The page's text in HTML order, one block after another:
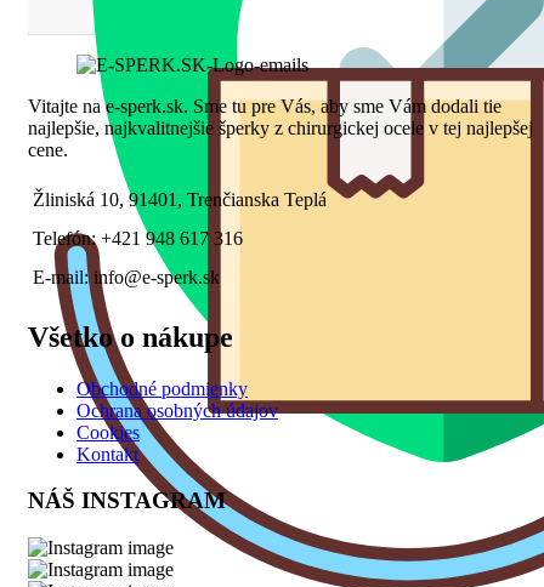
Vitajte na e-sperk.sk. Sme tu pre Vás, aby sme Vám dodali tie
najlepšie, najkvalitnejšie šperky z chirurgickej ocele v tej najlepšej
cene.
Žliniská 10, 91401, Trenčianska Teplá
Telefón: +421 948 617 316
E-mail: info@e-sperk.sk
Všetko o nákupe
Obchodné podmienky
Ochrana osobných údajov
Cookies
Kontakt
NÁŠ INSTAGRAM